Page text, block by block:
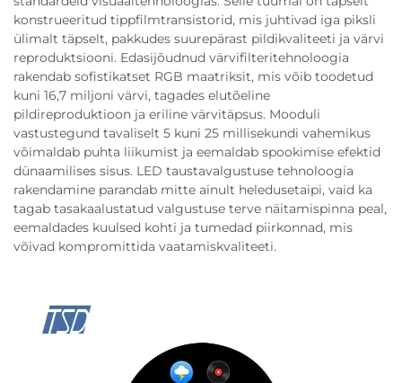
konstrueeritud tippfilmtransistorid, mis juhtivad iga piksli
ülimalt täpselt, pakkudes suurepärast pildikvaliteeti ja värvi
reproduktsiooni. Edasijõudnud värvifilteritehnoloogia
rakendab sofistikatset RGB maatriksit, mis võib toodetud
kuni 16,7 miljoni värvi, tagades elutõeline
pildireproduktioon ja eriline värvitäpsus. Mooduli
vastustegund tavaliselt 5 kuni 25 millisekundi vahemikus
võimaldab puhta liikumist ja eemaldab spookimise efektid
dünaamilises sisus. LED taustavalgustuse tehnoloogia
rakendamine parandab mitte ainult heledusetaipi, vaid ka
tagab tasakaalustatud valgustuse terve näitamispinna peal,
eemaldades kuulsed kohti ja tumedad piirkonnad, mis
võivad kompromittida vaatamiskvaliteeti.